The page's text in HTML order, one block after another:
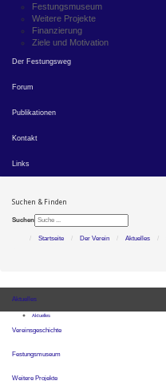
Festungsmuseum
Weitere Projekte
Finanzierung
Ziele und Motivation
Der Festungsweg
Forum
Publikationen
Kontakt
Links
Suchen & Finden
Suchen
Startseite Der Verein Aktuelles
Aktuelles
Aktuelles
Vereinsgeschichte
Festungsmuseum
Weitere Projekte